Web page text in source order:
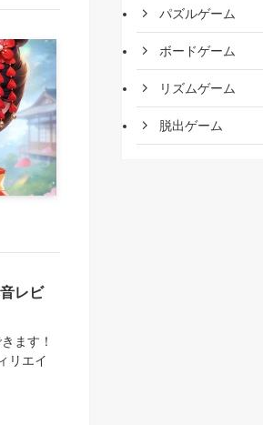
レビ
ます！
リエイ
パズルゲーム
ボードゲーム
リズムゲーム
脱出ゲーム